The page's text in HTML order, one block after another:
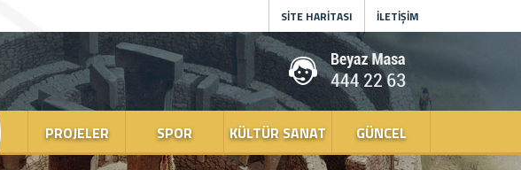
SİTE HARİTASI İLETİŞİM
PROJELER SPOR KÜLTÜR SANAT GÜNCEL